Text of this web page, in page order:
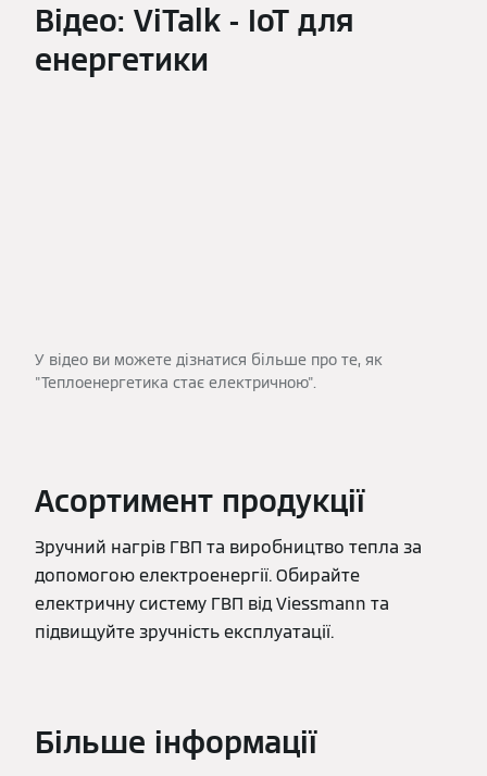
Відео: ViTalk - IoT для
енергетики
У відео ви можете дізнатися більше про те, як
"Теплоенергетика стає електричною".
Асортимент продукції
Зручний нагрів ГВП та виробництво тепла за
допомогою електроенергії. Обирайте
електричну систему ГВП від Viessmann та
підвищуйте зручність експлуатації.
Більше інформації